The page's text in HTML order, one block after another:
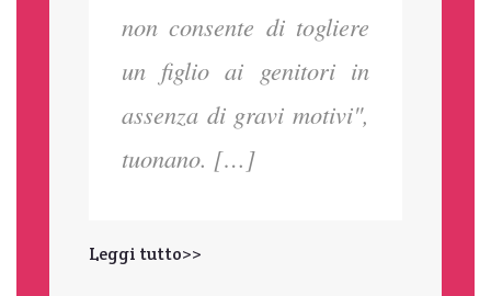
non consente di togliere
un figlio ai genitori in
assenza di gravi motivi",
tuonano. […]
Leggi tutto>>